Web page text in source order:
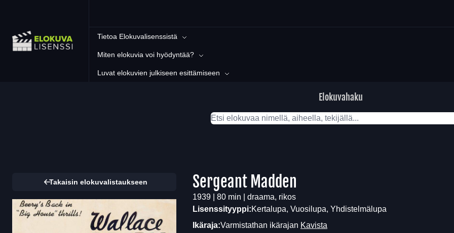
Tietoa Elokuvalisenssistä
Miten elokuvia voi hyödyntää?
Luvat elokuvien julkiseen esittämiseen
Elokuvahaku
Takaisin elokuvalistaukseen Sergeant Madden
1939 | 80 min | draama, rikos
Lisenssityyppi:Kertalupa, Vuosilupa, Yhdistelmälupa
Ikäraja:Varmistathan ikärajan Kavista